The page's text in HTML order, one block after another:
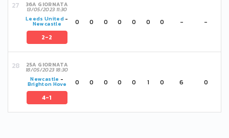
36A GIORNATA
13/05/2023 11:30
Leeds United -
Newcastle
2-2
0 0 0 0 0 0 0 - -
25A GIORNATA
18/05/2023 18:30
Newcastle -
Brighton Hove
4-1
0 0 0 0 0 1 0 6 0